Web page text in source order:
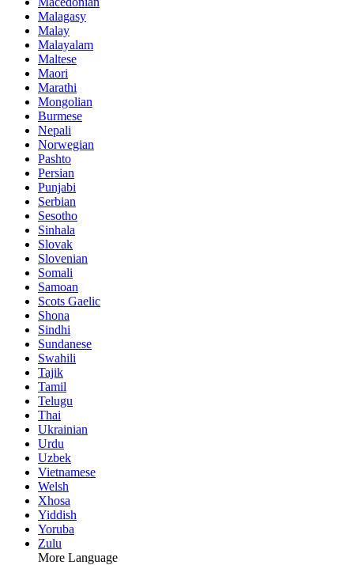
Malagasy
Malay
Malayalam
Maltese
Maori
Marathi
Mongolian
Burmese
Nepali
Norwegian
Pashto
Persian
Punjabi
Serbian
Sesotho
Sinhala
Slovak
Slovenian
Somali
Samoan
Scots Gaelic
Shona
Sindhi
Sundanese
Swahili
Tajik
Tamil
Telugu
Thai
Ukrainian
Urdu
Uzbek
Vietnamese
Welsh
Xhosa
Yiddish
Yoruba
Zulu
More Language